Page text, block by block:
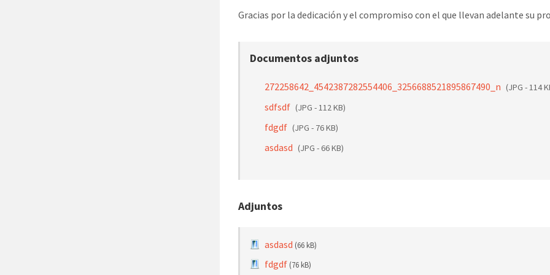
Gracias por la dedicación y el compromiso con el que llevan adelante su
Documentos adjuntos
272258642_4542387282554406_3256688521895867490_n (JPG - 114
sdfsdf (JPG - 112 KB)
fdgdf (JPG - 76 KB)
asdasd (JPG - 66 KB)
Adjuntos
asdasd (66 kB)
fdgdf (76 kB)